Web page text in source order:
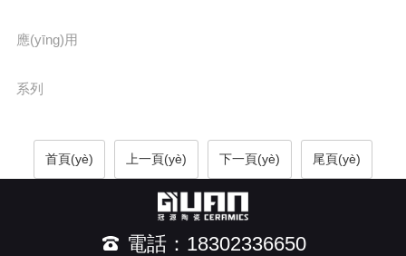
應(yīng)用
系列
首頁(yè) 上一頁(yè) 下一頁(yè) 尾頁(yè)
電話：18302336650